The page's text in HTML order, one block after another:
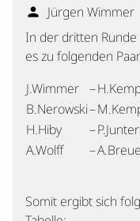
Ranglisten
Termine
Verschiedenes
Kontakt
person Jürgen Wimmer
In der dritten
es zu folgenden
J.Wimmer –
B.Nerowski–
H.Hiby
–
A.Wolff
–
Somit ergibt sich